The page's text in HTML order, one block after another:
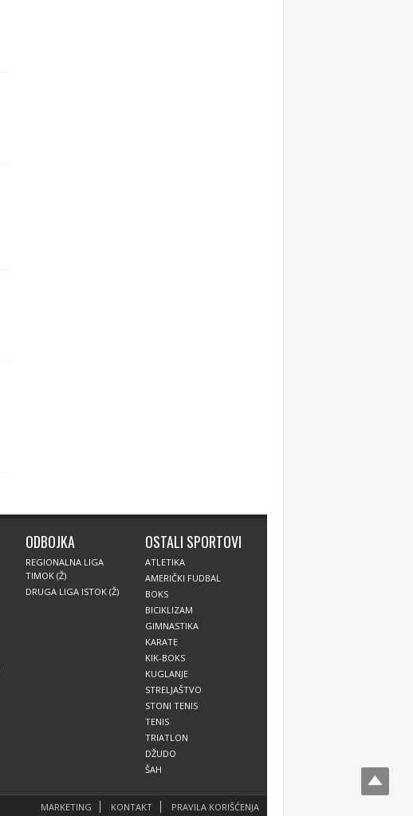
ODBOJKA
REGIONALNA LIGA
TIMOK (Ž)
DRUGA LIGA ISTOK (Ž)
OSTALI SPORTOVI
ATLETIKA
AMERIČKI FUDBAL
BOKS
BICIKLIZAM
GIMNASTIKA
KARATE
KIK-BOKS
KUGLANJE
STRELJAŠTVO
STONI TENIS
TENIS
TRIATLON
DŽUDO
ŠAH
MARKETING KONTAKT PRAVILA KORIŠĆENJA